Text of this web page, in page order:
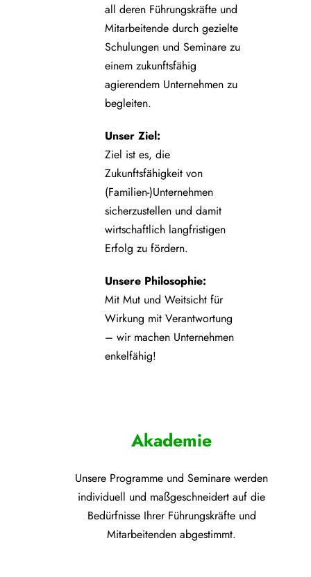
all deren Führungskräfte und
Mitarbeitende durch gezielte
Schulungen und Seminare zu
einem zukunftsfähig
agierendem Unternehmen zu
begleiten.
Unser Ziel:
Ziel ist es, die
Zukunftsfähigkeit von
(Familien-)Unternehmen
sicherzustellen und damit
wirtschaftlich langfristigen
Erfolg zu fördern.
Unsere Philosophie:
Mit Mut und Weitsicht für
Wirkung mit Verantwortung
– wir machen Unternehmen
enkelfähig!
Akademie
Unsere Programme und Seminare werden
individuell und maßgeschneidert auf die
Bedürfnisse Ihrer Führungskräfte und
Mitarbeitenden abgestimmt.